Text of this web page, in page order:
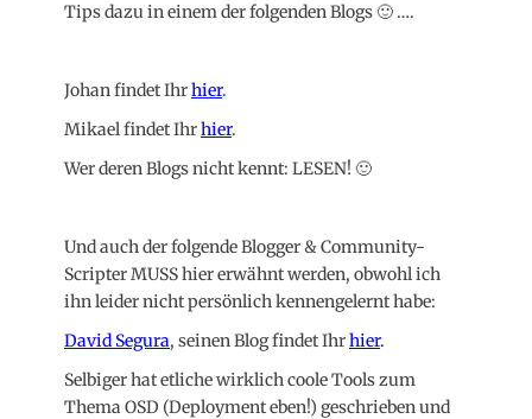
Tips dazu in einem der folgenden Blogs 🙂 ….
Johan findet Ihrhier.
Mikael findet Ihrhier.
Wer deren Blogs nicht kennt: LESEN! 🙂
Und auch der folgende Blogger & Community-
Scripter MUSS hier erwähnt werden, obwohl ich
ihn leider nicht persönlich kennengelernt habe:
David Segura, seinen Blog findet Ihrhier.
Selbiger hat etliche wirklich coole Tools zum
Thema OSD (Deployment eben!) geschrieben und